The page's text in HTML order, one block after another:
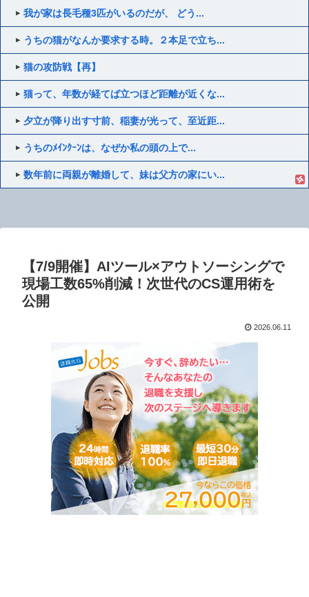
我が家は長毛種3匹がいるのだが、 どう...
うちの猫がなんか要求する時。２本足で立ち...
猫の攻防戦【再】
猫って、年数が経てば立つほど距離が近くな...
夕立が降り出す寸前、稲妻が光って、至近距...
うちのﾒｲﾝｸｰﾝは、なぜか私の頭の上で...
数年前に両親が離婚して、妹は父方の家にい...
【7/9開催】AIツール×アウトソーシングで
現場工数65%削減！次世代のCS運用術を
公開
2026.06.11